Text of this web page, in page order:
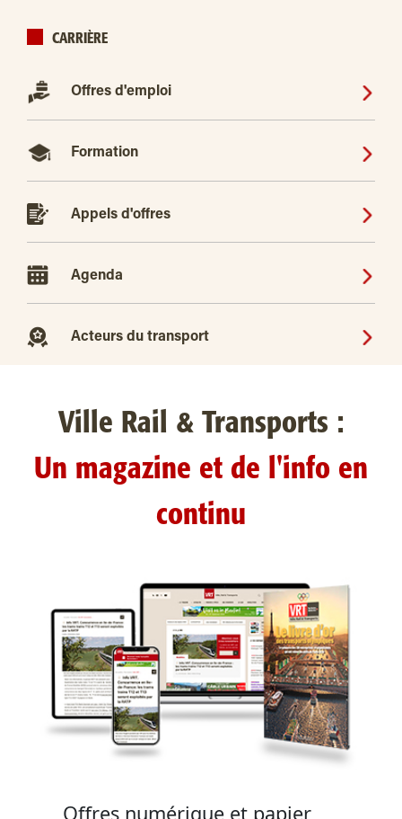
CARRIÈRE
Offres d'emploi
Formation
Appels d'offres
Agenda
Acteurs du transport
Ville Rail & Transports :
Un magazine et de l'info en
continu
Offres numérique et papier